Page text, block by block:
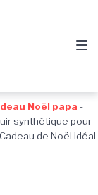
Noël papa -
synthétique pour
de Noël idéal